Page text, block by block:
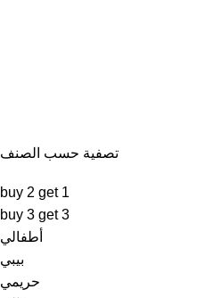
تصفية حسب الصنف
buy 2 get 1
buy 3 get 3
أطفالي
بيبي
حريمي